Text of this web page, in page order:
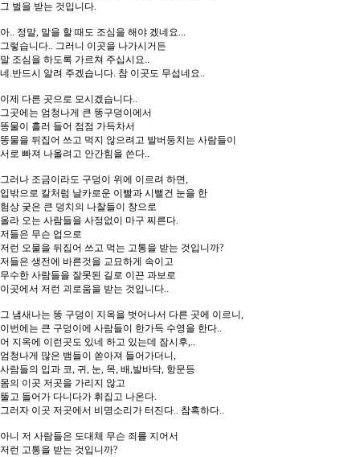
그 벌을 받는 것입니다.
아.. 정말, 말을 할 때도 조심을 해야 겠네요...
그렇습니다.. 그러니 이곳을 나가시거든
말 조심을 하도록 가르쳐 주십시요..
네.반드시 알려 주겠습니다. 참 이곳도 무섭네요..
이제 다른 곳으로 모시겠습니다..
그곳에는 엄청나게 큰 똥구덩이에서
똥물이 흘러 들어 점점 가득차서
똥물을 뒤집어 쓰고 먹지 않으려고 발버둥치는 사람들이
서로 빠져 나올려고 안간힘을 쓴다..
그러나 조금이라도 구덩이 위에 이르려 하면,
입밖으로 칼처럼 날카로운 이빨과 시뻘건 눈을 한
험상 궂은 큰 덩치의 나찰들이 창으로
올라 오는 사람들을 사정없이 마구 찌른다.
저들은 무슨 업으로
저런 오물을 뒤집어 쓰고 먹는 고통을 받는 것입니까?
저들은 생전에 바른것을 교묘하게 속이고
무수한 사람들을 잘못된 길로 이끈 과보로
이곳에서 저런 괴로움을 받는 것입니다..
그 냄새나는 똥 구덩이 지옥을 벗어나서 다른 곳에 이르니,
이번에는 큰 구덩이에 사람들이 한가득 수영을 한다..
어 지옥에 이런곳도 있네 하고 있는데 잠시후,..
엄청나게 많은 뱀들이 쏟아져 들어가더니,
사람들의 입과 코, 귀, 눈, 목, 배,발바닥, 항문등
몸의 이곳 저곳을 가리지 않고
뚤고 들어가 다니다가 휘집고 나온다.
그러자 이곳 저곳에서 비명소리가 터진다.. 참혹하다..
아니 저 사람들은 도대체 무슨 죄를 지어서
저런 고통을 받는 것입니까?